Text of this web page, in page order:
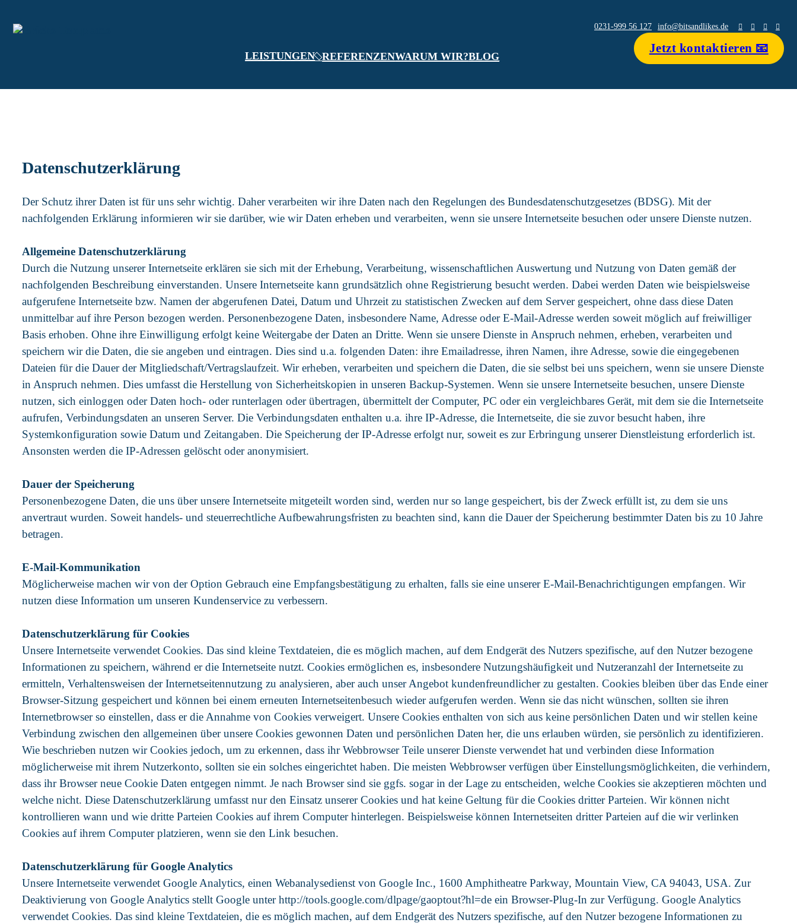
0231-999 56 127 info@bitsandlikes.de
LEISTUNGEN REFERENZENWARUM WIR?BLOG
Jetzt kontaktieren 📧
Datenschutzerklärung
Der Schutz ihrer Daten ist für uns sehr wichtig. Daher verarbeiten wir ihre Daten nach den Regelungen des Bundesdatenschutzgesetzes (BDSG). Mit der
nachfolgenden Erklärung informieren wir sie darüber, wie wir Daten erheben und verarbeiten, wenn sie unsere Internetseite besuchen oder unsere Dienste nutzen.
Allgemeine Datenschutzerklärung
Durch die Nutzung unserer Internetseite erklären sie sich mit der Erhebung, Verarbeitung, wissenschaftlichen Auswertung und Nutzung von Daten gemäß der
nachfolgenden Beschreibung einverstanden. Unsere Internetseite kann grundsätzlich ohne Registrierung besucht werden. Dabei werden Daten wie beispielsweise
aufgerufene Internetseite bzw. Namen der abgerufenen Datei, Datum und Uhrzeit zu statistischen Zwecken auf dem Server gespeichert, ohne dass diese Daten
unmittelbar auf ihre Person bezogen werden. Personenbezogene Daten, insbesondere Name, Adresse oder E-Mail-Adresse werden soweit möglich auf freiwilliger
Basis erhoben. Ohne ihre Einwilligung erfolgt keine Weitergabe der Daten an Dritte. Wenn sie unsere Dienste in Anspruch nehmen, erheben, verarbeiten und
speichern wir die Daten, die sie angeben und eintragen. Dies sind u.a. folgenden Daten: ihre Emailadresse, ihren Namen, ihre Adresse, sowie die eingegebenen
Dateien für die Dauer der Mitgliedschaft/Vertragslaufzeit. Wir erheben, verarbeiten und speichern die Daten, die sie selbst bei uns speichern, wenn sie unsere Dienste
in Anspruch nehmen. Dies umfasst die Herstellung von Sicherheitskopien in unseren Backup-Systemen. Wenn sie unsere Internetseite besuchen, unsere Dienste
nutzen, sich einloggen oder Daten hoch- oder runterlagen oder übertragen, übermittelt der Computer, PC oder ein vergleichbares Gerät, mit dem sie die Internetseite
aufrufen, Verbindungsdaten an unseren Server. Die Verbindungsdaten enthalten u.a. ihre IP-Adresse, die Internetseite, die sie zuvor besucht haben, ihre
Systemkonfiguration sowie Datum und Zeitangaben. Die Speicherung der IP-Adresse erfolgt nur, soweit es zur Erbringung unserer Dienstleistung erforderlich ist.
Ansonsten werden die IP-Adressen gelöscht oder anonymisiert.
Dauer der Speicherung
Personenbezogene Daten, die uns über unsere Internetseite mitgeteilt worden sind, werden nur so lange gespeichert, bis der Zweck erfüllt ist, zu dem sie uns
anvertraut wurden. Soweit handels- und steuerrechtliche Aufbewahrungsfristen zu beachten sind, kann die Dauer der Speicherung bestimmter Daten bis zu 10 Jahre
betragen.
E-Mail-Kommunikation
Möglicherweise machen wir von der Option Gebrauch eine Empfangsbestätigung zu erhalten, falls sie eine unserer E-Mail-Benachrichtigungen empfangen. Wir
nutzen diese Information um unseren Kundenservice zu verbessern.
Datenschutzerklärung für Cookies
Unsere Internetseite verwendet Cookies. Das sind kleine Textdateien, die es möglich machen, auf dem Endgerät des Nutzers spezifische, auf den Nutzer bezogene
Informationen zu speichern, während er die Internetseite nutzt. Cookies ermöglichen es, insbesondere Nutzungshäufigkeit und Nutzeranzahl der Internetseite zu
ermitteln, Verhaltensweisen der Internetseitennutzung zu analysieren, aber auch unser Angebot kundenfreundlicher zu gestalten. Cookies bleiben über das Ende einer
Browser-Sitzung gespeichert und können bei einem erneuten Internetseitenbesuch wieder aufgerufen werden. Wenn sie das nicht wünschen, sollten sie ihren
Internetbrowser so einstellen, dass er die Annahme von Cookies verweigert. Unsere Cookies enthalten von sich aus keine persönlichen Daten und wir stellen keine
Verbindung zwischen den allgemeinen über unsere Cookies gewonnen Daten und persönlichen Daten her, die uns erlauben würden, sie persönlich zu identifizieren.
Wie beschrieben nutzen wir Cookies jedoch, um zu erkennen, dass ihr Webbrowser Teile unserer Dienste verwendet hat und verbinden diese Information
möglicherweise mit ihrem Nutzerkonto, sollten sie ein solches eingerichtet haben. Die meisten Webbrowser verfügen über Einstellungsmöglichkeiten, die verhindern,
dass ihr Browser neue Cookie Daten entgegen nimmt. Je nach Browser sind sie ggfs. sogar in der Lage zu entscheiden, welche Cookies sie akzeptieren möchten und
welche nicht. Diese Datenschutzerklärung umfasst nur den Einsatz unserer Cookies und hat keine Geltung für die Cookies dritter Parteien. Wir können nicht
kontrollieren wann und wie dritte Parteien Cookies auf ihrem Computer hinterlegen. Beispielsweise können Internetseiten dritter Parteien auf die wir verlinken
Cookies auf ihrem Computer platzieren, wenn sie den Link besuchen.
Datenschutzerklärung für Google Analytics
Unsere Internetseite verwendet Google Analytics, einen Webanalysedienst von Google Inc., 1600 Amphitheatre Parkway, Mountain View, CA 94043, USA. Zur
Deaktivierung von Google Analytics stellt Google unter http://tools.google.com/dlpage/gaoptout?hl=de ein Browser-Plug-In zur Verfügung. Google Analytics
verwendet Cookies. Das sind kleine Textdateien, die es möglich machen, auf dem Endgerät des Nutzers spezifische, auf den Nutzer bezogene Informationen zu